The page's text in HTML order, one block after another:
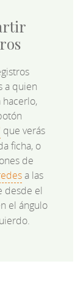
a quien
hacerlo,
que verás
ficha, o
de
a las
desde el
el ángulo